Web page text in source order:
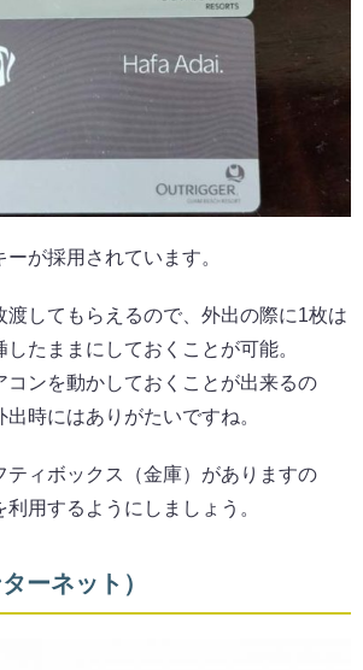
が採用されています。
渡してもらえるので、外出の際に1枚は
たままにしておくことが可能。
コンを動かしておくことが出来るの
時にはありがたいですね。
ティボックス（金庫）がありますの
用するようにしましょう。
ーネット）